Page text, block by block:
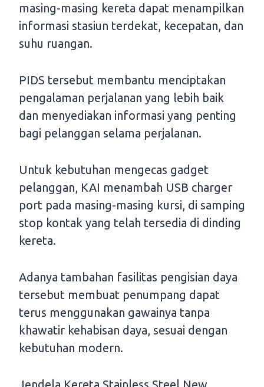
masing-masing kereta dapat menampilkan
informasi stasiun terdekat, kecepatan, dan
suhu ruangan.
PIDS tersebut membantu menciptakan
pengalaman perjalanan yang lebih baik
dan menyediakan informasi yang penting
bagi pelanggan selama perjalanan.
Untuk kebutuhan mengecas gadget
pelanggan, KAI menambah USB charger
port pada masing-masing kursi, di samping
stop kontak yang telah tersedia di dinding
kereta.
Adanya tambahan fasilitas pengisian daya
tersebut membuat penumpang dapat
terus menggunakan gawainya tanpa
khawatir kehabisan daya, sesuai dengan
kebutuhan modern.
Jendela Kereta Stainless Steel New